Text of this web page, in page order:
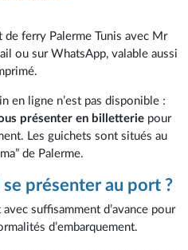
ferry Palerme Tunis avec Mr
ou sur WhatsApp, valable aussi
en ligne n’est pas disponible :
présenter en billetterie pour
Les guichets sont situés au
de Palerme.
présenter au port ?
suffisamment d’avance pour
d’embarquement.